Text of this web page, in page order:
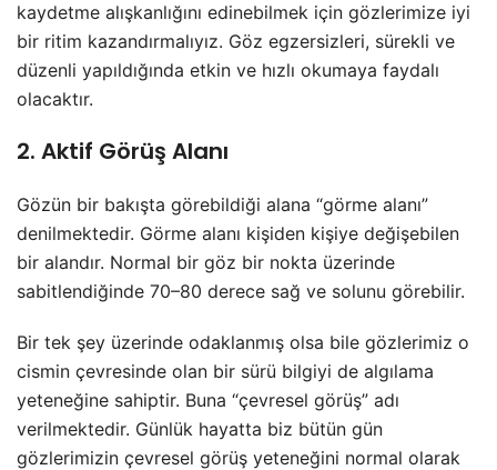
kaydetme alışkanlığını edinebilmek için gözlerimize iyi
bir ritim kazandırmalıyız. Göz egzersizleri, sürekli ve
düzenli yapıldığında etkin ve hızlı okumaya faydalı
olacaktır.
2. Aktif Görüş Alanı
Gözün bir bakışta görebildiği alana “görme alanı”
denilmektedir. Görme alanı kişiden kişiye değişebilen
bir alandır. Normal bir göz bir nokta üzerinde
sabitlendiğinde 70–80 derece sağ ve solunu görebilir.
Bir tek şey üzerinde odaklanmış olsa bile gözlerimiz o
cismin çevresinde olan bir sürü bilgiyi de algılama
yeteneğine sahiptir. Buna “çevresel görüş” adı
verilmektedir. Günlük hayatta biz bütün gün
gözlerimizin çevresel görüş yeteneğini normal olarak